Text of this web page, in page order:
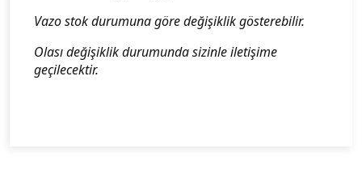
Vazo stok durumuna göre değişiklik gösterebilir.
Olası değişiklik durumunda sizinle iletişime
geçilecektir.